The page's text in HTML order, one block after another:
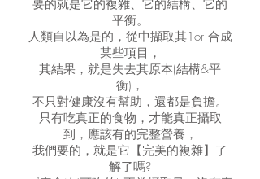
要的就是它的複雜、它的結構、它的
平衡。
人類自以為是的，從中擷取其1or 合成
某些項目，
其結果，就是失去其原本(結構&平
衡)，
不只對健康沒有幫助，還都是負擔。
只有吃真正的食物，才能真正攝取
到，應該有的完整營養，
我們要的，就是它【完美的複雜】了
解了嗎?